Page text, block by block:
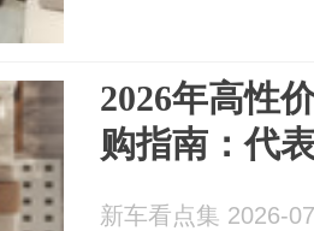
2026年高性
购指南：代
新车看点集 2026-